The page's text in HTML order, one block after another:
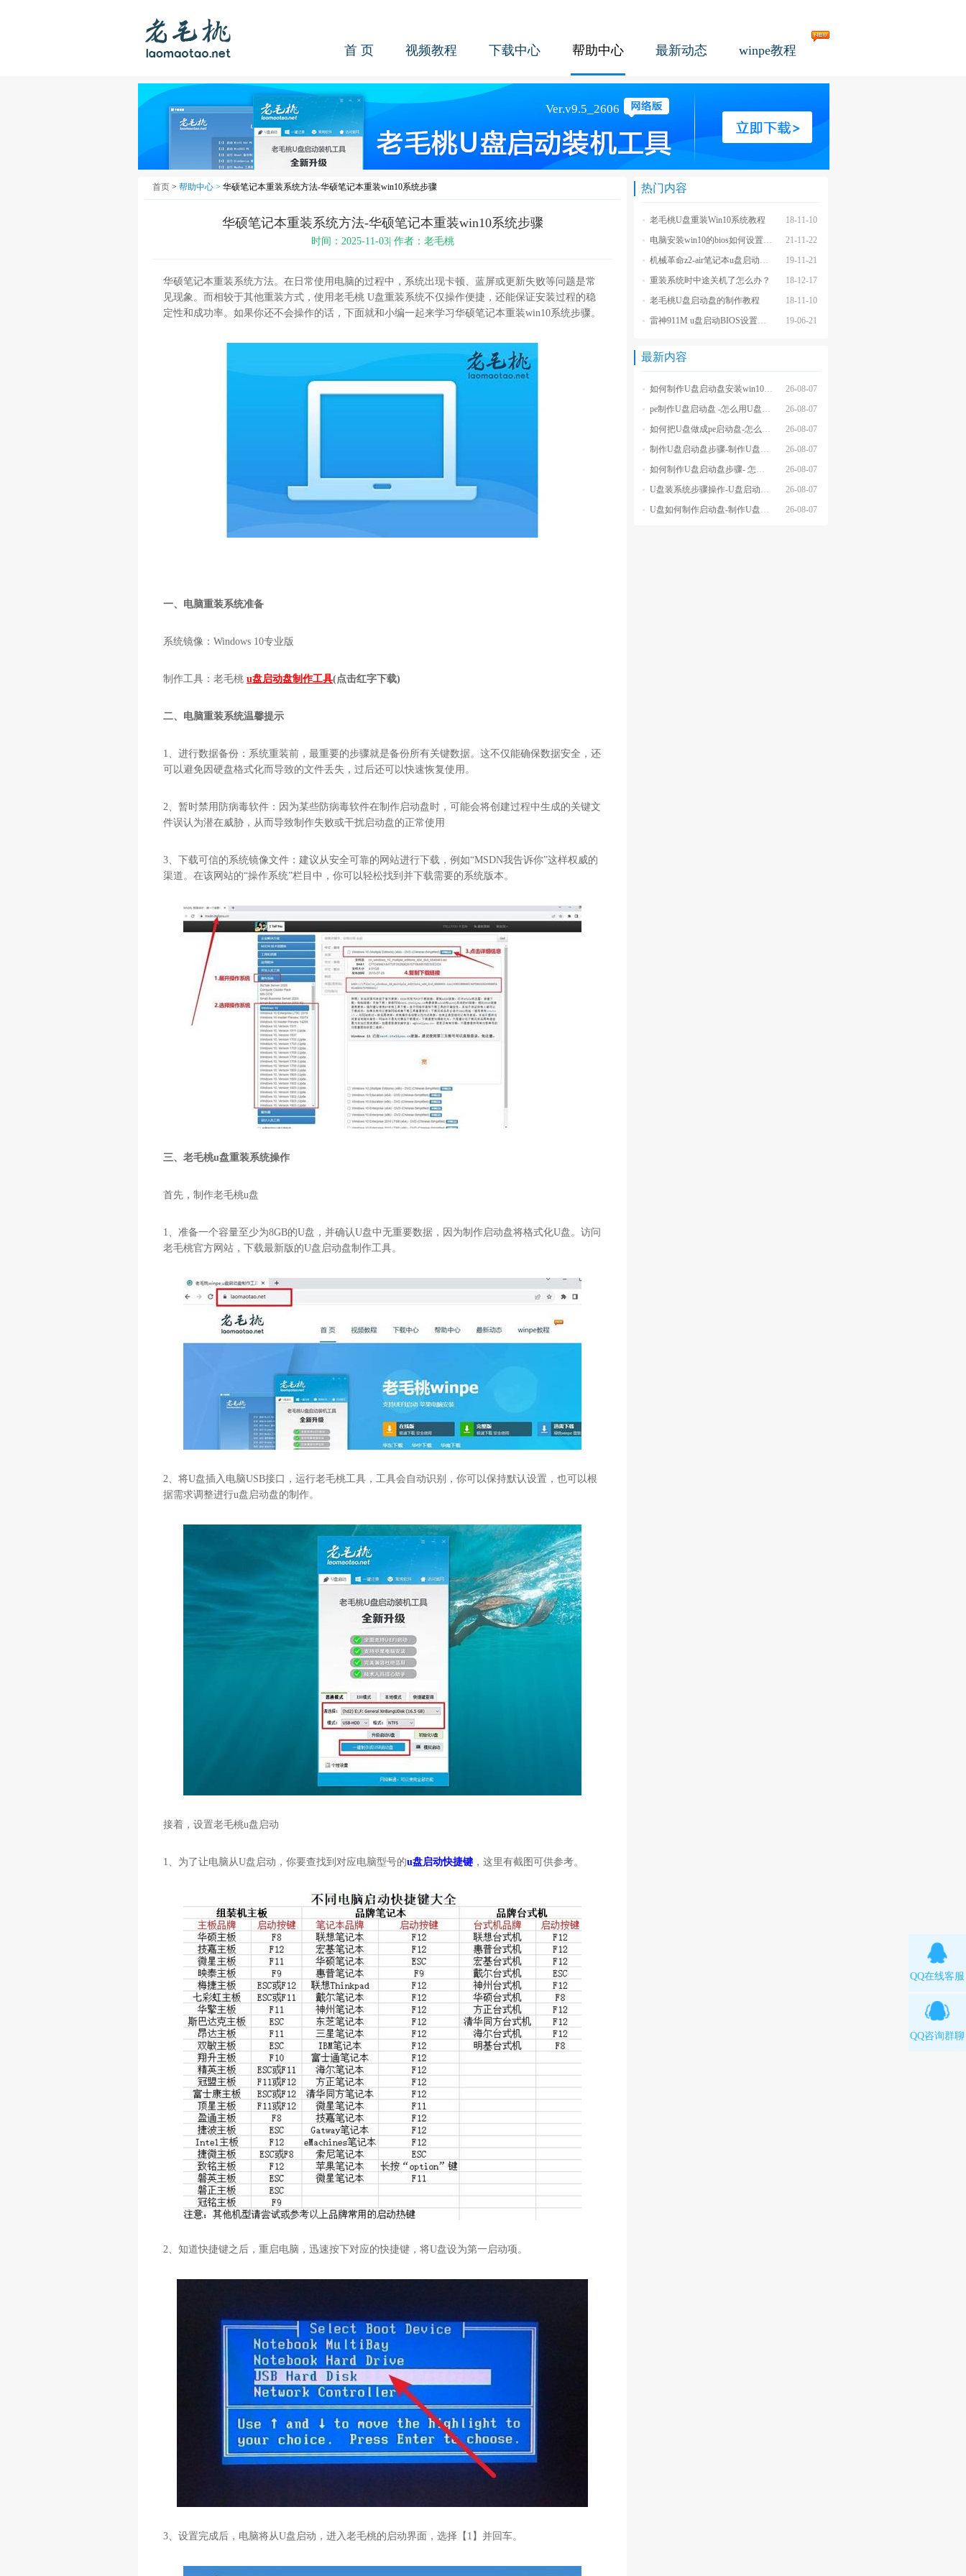
首 页 视频教程 下载中心 帮助中心 最新动态 winpe教程
首页 > 帮助中心 > 华硕笔记本重装系统方法-华硕笔记本重装win10系统步骤
华硕笔记本重装系统方法-华硕笔记本重装win10系统步骤
时间：2025-11-03| 作者：老毛桃
华硕笔记本重装系统方法。在日常使用电脑的过程中，系统出现卡顿、蓝屏或更新失败等问题是常
见现象。而相较于其他重装方式，使用老毛桃 U盘重装系统不仅操作便捷，还能保证安装过程的稳
定性和成功率。如果你还不会操作的话，下面就和小编一起来学习华硕笔记本重装win10系统步骤。
一、电脑重装系统准备
系统镜像：Windows 10专业版
制作工具：老毛桃 u盘启动盘制作工具(点击红字下载)
二、电脑重装系统温馨提示
1、进行数据备份：系统重装前，最重要的步骤就是备份所有关键数据。这不仅能确保数据安全，还
可以避免因硬盘格式化而导致的文件丢失，过后还可以快速恢复使用。
2、暂时禁用防病毒软件：因为某些防病毒软件在制作启动盘时，可能会将创建过程中生成的关键文
件误认为潜在威胁，从而导致制作失败或干扰启动盘的正常使用
3、下载可信的系统镜像文件：建议从安全可靠的网站进行下载，例如“MSDN我告诉你”这样权威的
渠道。在该网站的“操作系统”栏目中，你可以轻松找到并下载需要的系统版本。
三、老毛桃u盘重装系统操作
首先，制作老毛桃u盘
1、准备一个容量至少为8GB的U盘，并确认U盘中无重要数据，因为制作启动盘将格式化U盘。访问
老毛桃官方网站，下载最新版的U盘启动盘制作工具。
2、将U盘插入电脑USB接口，运行老毛桃工具，工具会自动识别，你可以保持默认设置，也可以根
据需求调整进行u盘启动盘的制作。
接着，设置老毛桃u盘启动
1、为了让电脑从U盘启动，你要查找到对应电脑型号的u盘启动快捷键 ，这里有截图可供参考。
2、知道快捷键之后，重启电脑，迅速按下对应的快捷键，将U盘设为第一启动项。
3、设置完成后，电脑将从U盘启动，进入老毛桃的启动界面，选择【 1 】并回车。
热门内容
18-11-10
老毛桃U盘重装Win10系统教程
21-11-22
电脑安装win10的bios如何设置u盘图文教程
19-11-21
机械革命z2-air笔记本u盘启动BIOS设置教程
18-12-17
重装系统时中途关机了怎么办？
18-11-10
老毛桃U盘启动盘的制作教程
19-06-21
雷神911M u盘启动BIOS设置教程
最新内容
26-08-07
如何制作U盘启动盘安装win10系统-怎么制作U盘启动盘安装win10系
26-08-07
pe制作U盘启动盘 -怎么用U盘制作pe系统启动盘
26-08-07
如何把U盘做成pe启动盘-怎么把U盘做成pe启动盘
26-08-07
制作U盘启动盘步骤-制作U盘启动盘详细方法
26-08-07
如何制作U盘启动盘步骤- 怎么制作U盘启动盘步骤
26-08-07
U盘装系统步骤操作-U盘启动重装系统步骤
26-08-07
U盘如何制作启动盘-制作U盘启动盘重装
QQ在线客服
QQ咨询群聊